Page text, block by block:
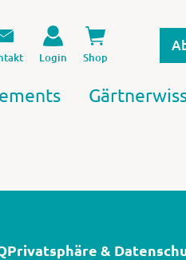
Login Shop
Privatsphäre &